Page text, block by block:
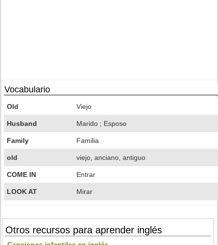
Vocabulario
Old Viejo
Husband Marido ; Esposo
Family Familia
old viejo, anciano, antiguo
COME IN Entrar
LOOK AT Mirar
Otros recursos para aprender inglés